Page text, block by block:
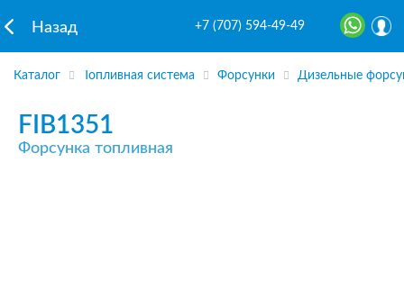
Назад +7 (707) 594-49-49
Каталог Топливная система Форсунки Дизельные
FIB1351
Форсунка топливная